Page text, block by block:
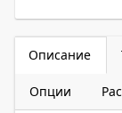
Описание
Опции